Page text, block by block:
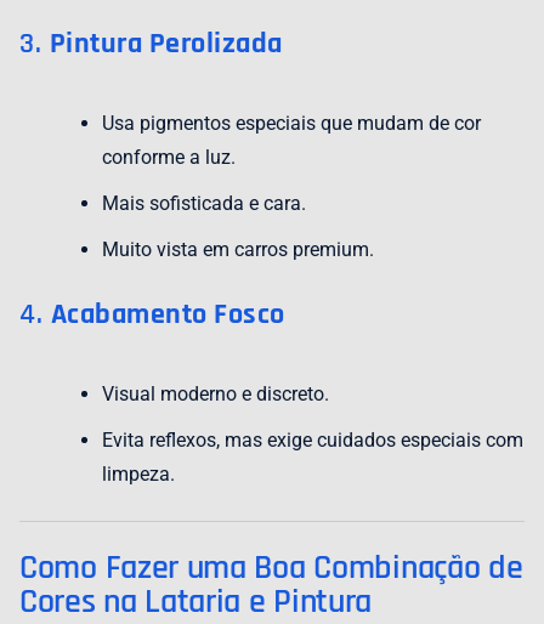
3. Pintura Perolizada
Usa pigmentos especiais que mudam de cor
conforme a luz.
Mais sofisticada e cara.
Muito vista em carros premium.
4. Acabamento Fosco
Visual moderno e discreto.
Evita reflexos, mas exige cuidados especiais com
limpeza.
Como Fazer uma Boa Combinação de
Cores na Lataria e Pintura